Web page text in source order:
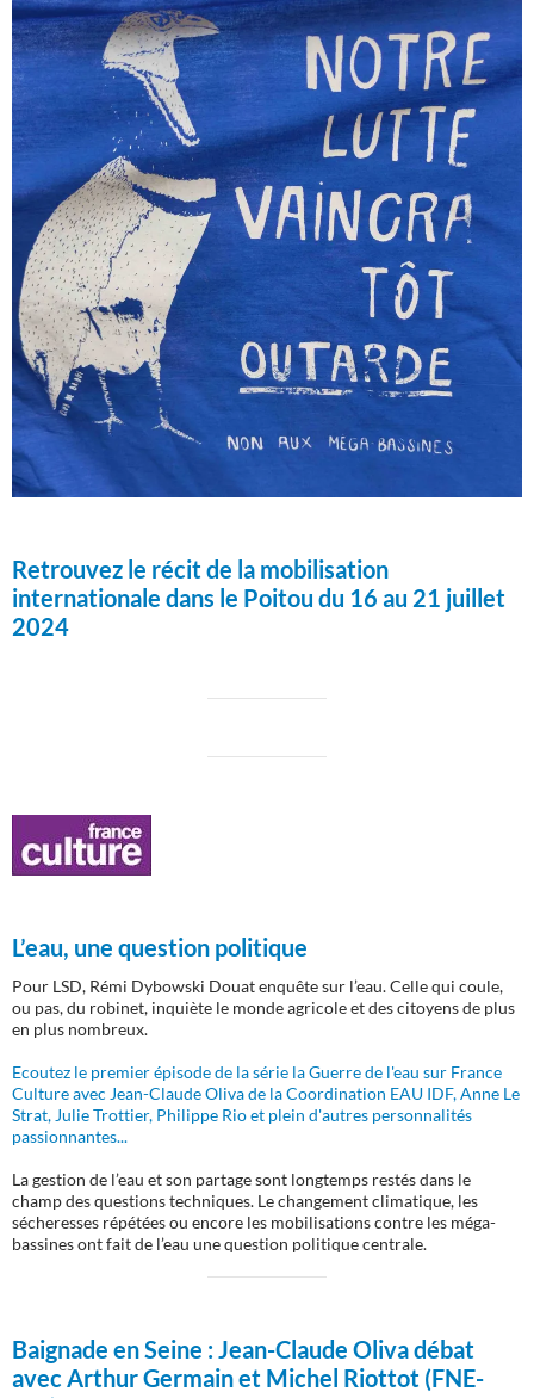
Retrouvez le récit de la mobilisation
internationale dans le Poitou du 16 au 21 juillet
2024
L’eau, une question politique
Pour LSD, Rémi Dybowski Douat enquête sur l’eau. Celle qui coule,
ou pas, du robinet, inquiète le monde agricole et des citoyens de plus
en plus nombreux.
Ecoutez le premier épisode de la série la Guerre de l'eau sur France
Culture avec Jean-Claude Oliva de la Coordination EAU IDF, Anne Le
Strat, Julie Trottier, Philippe Rio et plein d'autres personnalités
passionnantes...
La gestion de l’eau et son partage sont longtemps restés dans le
champ des questions techniques. Le changement climatique, les
sécheresses répétées ou encore les mobilisations contre les méga-
bassines ont fait de l’eau une question politique centrale.
Baignade en Seine :Jean-Claude Oliva débat
avec Arthur Germain et Michel Riottot (FNE-